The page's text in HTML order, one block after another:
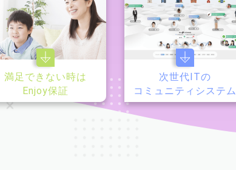
満足できない時は
Enjoy保証
次世代ITの
コミュニティシステム